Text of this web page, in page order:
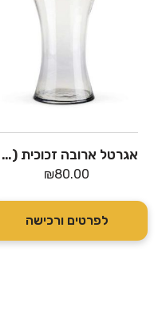
אגרטל ארובה זכוכית (לזר רגיל/בינוני)
₪80.00
לפרטים ורכישה